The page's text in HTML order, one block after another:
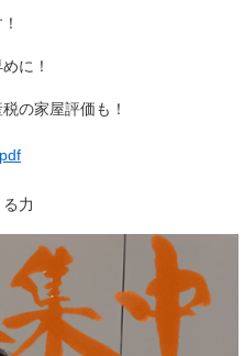
に！
の家屋評価も！
力